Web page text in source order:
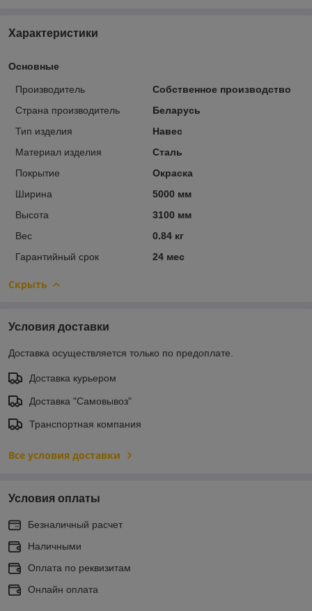
Характеристики
Основные
Производитель
Собственное производство
Страна производитель
Беларусь
Тип изделия
Навес
Материал изделия
Сталь
Покрытие
Окраска
Ширина
5000 мм
Высота
3100 мм
Вес
0.84 кг
Гарантийный срок
24 мес
Скрыть
Условия доставки
Доставка осуществляется только по предоплате.
Доставка курьером
Доставка "Самовывоз"
Транспортная компания
Все условия доставки
Условия оплаты
Безналичный расчет
Наличными
Оплата по реквизитам
Онлайн оплата